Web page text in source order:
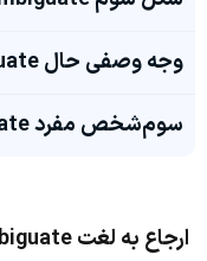
وجه وصفی حال disambiguate چی میشه؟
سوم‌شخص مفرد disambiguate چی میشه؟
ارجاع به لغت disambiguate